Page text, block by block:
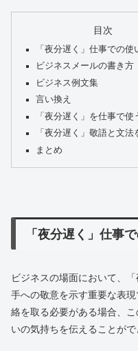
目次
「夜分遅く」仕事での使
ビジネスメールの書き方
ビジネス例文集
言い換え
「夜分遅く」を仕事で使
「夜分遅く」敬語と文法
まとめ
「夜分遅く」仕事
ビジネスの場面において、
手への敬意を示す重要な表
絡を取る必要がある場合、
いの気持ちを伝えることがで